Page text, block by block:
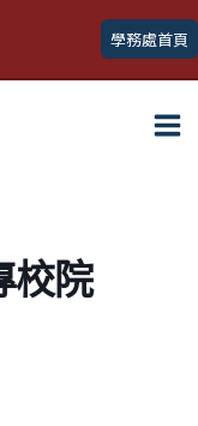
學務處首頁
校院